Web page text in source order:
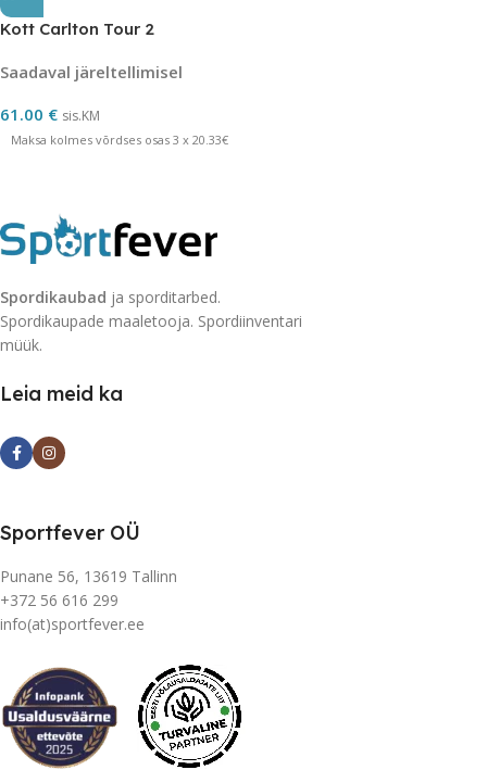
Kott Carlton Tour 2
Saadaval järeltellimisel
61.00 € sis.KM
Maksa kolmes võrdses osas 3 x 20.33€
Spordikaubad ja sporditarbed.
Spordikaupade maaletooja. Spordiinventari
müük.
Leia meid ka
Sportfever OÜ
Punane 56, 13619 Tallinn
+372 56 616 299
info(at)sportfever.ee